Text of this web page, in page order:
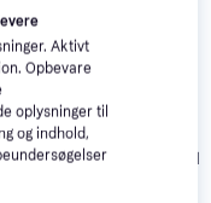
Bahco 1031-16
Aktivt
Opbevare
oplysninger til
og indhold,